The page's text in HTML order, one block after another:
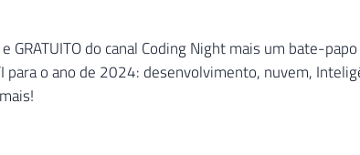
GRATUITO do canal Coding Night mais um bate-
para o ano de 2024: desenvolvimento, nuvem,